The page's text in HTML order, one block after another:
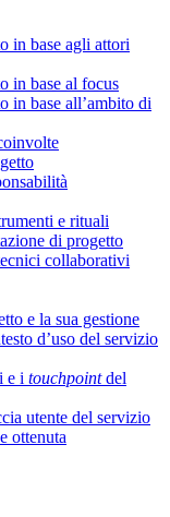
in base agli attori
in base al focus
in base all’ambito di
e rituali
di progetto
collaborativi
e la sua gestione
d’uso del servizio
e i touchpointdel
utente del servizio
ottenuta